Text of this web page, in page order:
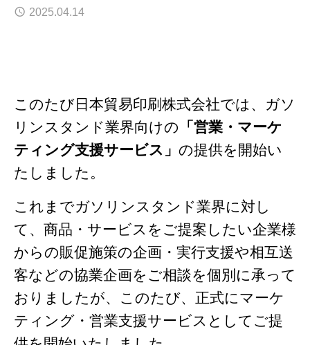
2025.04.14
このたび日本貿易印刷株式会社では、ガソ
リンスタンド業界向けの 「営業・マーケ
ティング支援サービス」 の提供を開始い
たしました。
これまでガソリンスタンド業界に対し
て、商品・サービスをご提案したい企業様
からの販促施策の企画・実行支援や相互送
客などの協業企画をご相談を個別に承って
おりましたが、このたび、正式にマーケ
ティング・営業支援サービスとしてご提